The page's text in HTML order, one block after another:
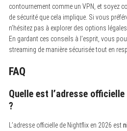
contournement comme un VPN, et soyez
de sécurité que cela implique. Si vous
n’hésitez pas à explorer des options
En gardant ces conseils à l’esprit, vous
streaming de manière sécurisée tout en
FAQ
Quelle est l’adresse
?
L’adresse officielle de Nightflix en 2026 est